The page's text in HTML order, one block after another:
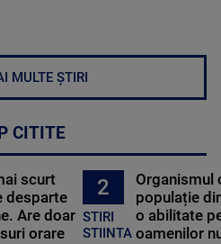
MULTE ȘTIRI
CITITE
scurt
desparte
Are doar
orare
2
STIRI
STIINTA
Organismul
populație
o abilitate
oamenilor